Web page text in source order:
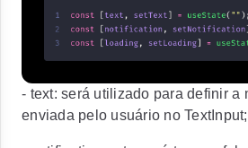
- text: será utilizado para definir a
enviada pelo usuário no TextInput;